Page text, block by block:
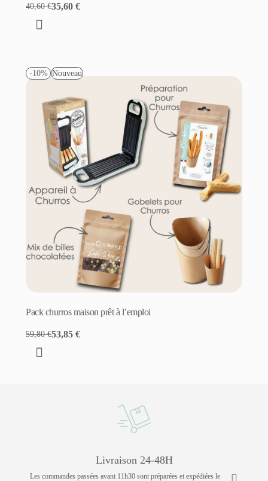
40,60 €35,60 €
-10% Nouveau
Pack churros maison prêt à l’emploi
59,80 €53,85 €
Livraison 24-48H
Les commandes passées avant 11h30 sont préparées et expédiées le